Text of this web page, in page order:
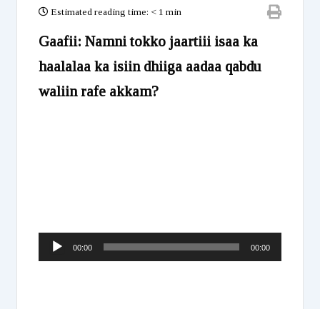
Estimated reading time: < 1 min
Gaafii: Namni tokko jaartiii isaa ka
haalalaa ka isiin dhiiga aadaa qabdu
waliin rafe akkam?
Audio00:00 00:00